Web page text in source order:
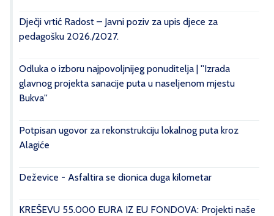
Dječji vrtić Radost – Javni poziv za upis djece za
pedagošku 2026./2027.
Odluka o izboru najpovoljnijeg ponuditelja | ''Izrada
glavnog projekta sanacije puta u naseljenom mjestu
Bukva''
Potpisan ugovor za rekonstrukciju lokalnog puta kroz
Alagiće
Deževice - Asfaltira se dionica duga kilometar
KREŠEVU 55.000 EURA IZ EU FONDOVA: Projekti naše